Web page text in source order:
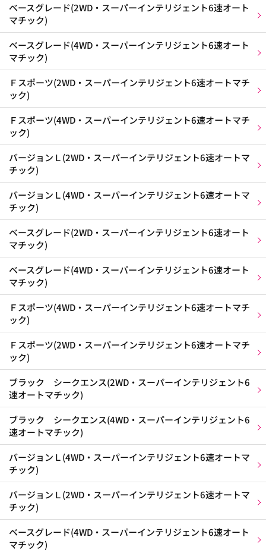
ベースグレード(2WD・スーパーインテリジェント6速オート
マチック)
ベースグレード(4WD・スーパーインテリジェント6速オート
マチック)
Ｆスポーツ(2WD・スーパーインテリジェント6速オートマチ
ック)
Ｆスポーツ(4WD・スーパーインテリジェント6速オートマチ
ック)
バージョンＬ(2WD・スーパーインテリジェント6速オートマ
チック)
バージョンＬ(4WD・スーパーインテリジェント6速オートマ
チック)
ベースグレード(2WD・スーパーインテリジェント6速オート
マチック)
ベースグレード(4WD・スーパーインテリジェント6速オート
マチック)
Ｆスポーツ(4WD・スーパーインテリジェント6速オートマチ
ック)
Ｆスポーツ(2WD・スーパーインテリジェント6速オートマチ
ック)
ブラック シークエンス(2WD・スーパーインテリジェント6
速オートマチック)
ブラック シークエンス(4WD・スーパーインテリジェント6
速オートマチック)
バージョンＬ(4WD・スーパーインテリジェント6速オートマ
チック)
バージョンＬ(2WD・スーパーインテリジェント6速オートマ
チック)
ベースグレード(4WD・スーパーインテリジェント6速オート
マチック)